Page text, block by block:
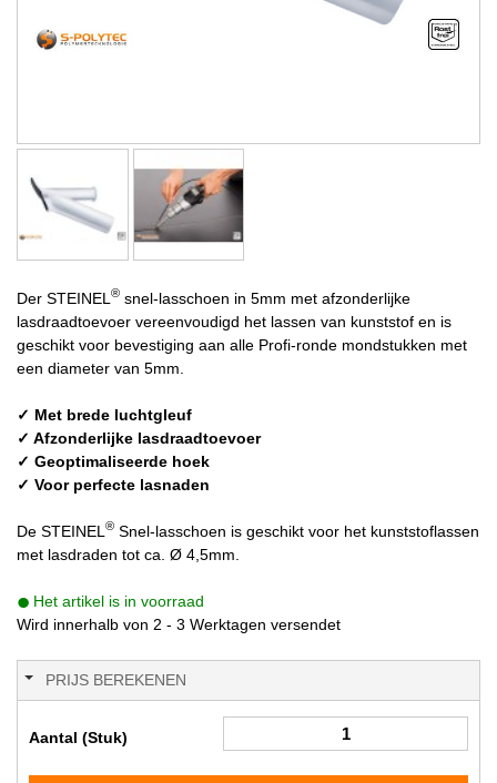
Der STEINEL ® snel-lasschoen in 5mm met afzonderlijke
lasdraadtoevoer vereenvoudigd het lassen van kunststof en is
geschikt voor bevestiging aan alle Profi-ronde mondstukken met
een diameter van 5mm.
✓ Met brede luchtgleuf
✓ Afzonderlijke lasdraadtoevoer
✓ Geoptimaliseerde hoek
✓ Voor perfecte lasnaden
De STEINEL ® Snel-lasschoen is geschikt voor het kunststoflassen
met lasdraden tot ca. Ø 4,5mm.
Het artikel is in voorraad
Wird innerhalb von 2 - 3 Werktagen versendet
PRIJS BEREKENEN
Aantal (Stuk)